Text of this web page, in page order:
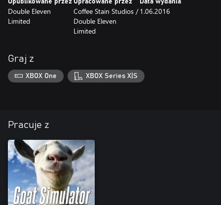
Opublikowane przez
Double Eleven
Limited
Opracowane przez
Coffee Stain Studios /
Double Eleven
Limited
Data wydania
1.06.2016
Graj z
XBOX One XBOX Series X|S
Pracuje z